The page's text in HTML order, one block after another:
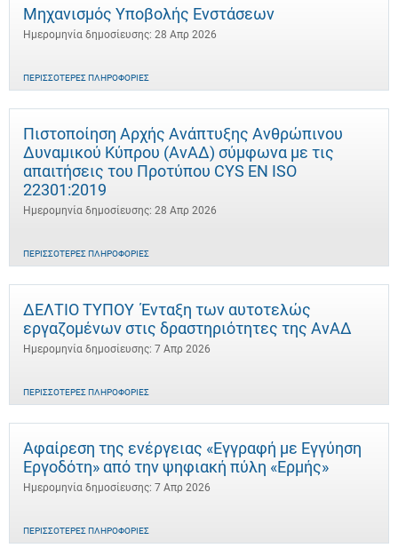
Μηχανισμός Υποβολής Ενστάσεων
Ημερομηνία δημοσίευσης: 28 Απρ 2026
ΠΕΡΙΣΣΌΤΕΡΕΣ ΠΛΗΡΟΦΟΡΊΕΣ
Πιστοποίηση Αρχής Ανάπτυξης Ανθρώπινου
Δυναμικού Κύπρου (ΑνΑΔ) σύμφωνα με τις
απαιτήσεις του Προτύπου CYS EN ISO
22301:2019
Ημερομηνία δημοσίευσης: 28 Απρ 2026
ΠΕΡΙΣΣΌΤΕΡΕΣ ΠΛΗΡΟΦΟΡΊΕΣ
ΔΕΛΤΙΟ ΤΥΠΟΥ Ένταξη των αυτοτελώς
εργαζομένων στις δραστηριότητες της ΑνΑΔ
Ημερομηνία δημοσίευσης: 7 Απρ 2026
ΠΕΡΙΣΣΌΤΕΡΕΣ ΠΛΗΡΟΦΟΡΊΕΣ
Αφαίρεση της ενέργειας «Εγγραφή με Εγγύηση
Εργοδότη» από την ψηφιακή πύλη «Ερμής»
Ημερομηνία δημοσίευσης: 7 Απρ 2026
ΠΕΡΙΣΣΌΤΕΡΕΣ ΠΛΗΡΟΦΟΡΊΕΣ